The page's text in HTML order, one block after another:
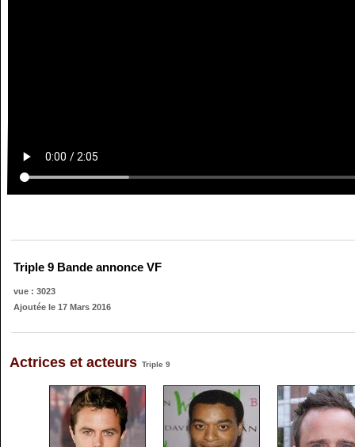
Triple 9 Bande annonce VF
vue : 3023
Ajoutée le 17 Mars 2016
Actrices et acteurs Triple 9